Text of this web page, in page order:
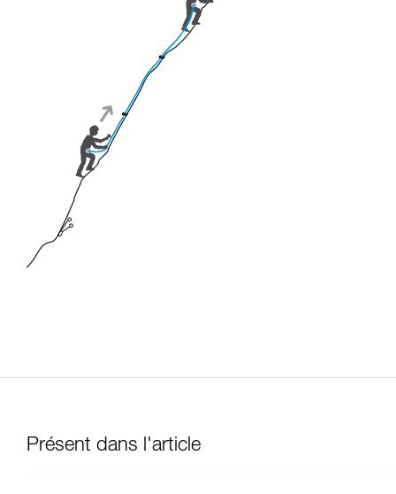
Présent dans l'article